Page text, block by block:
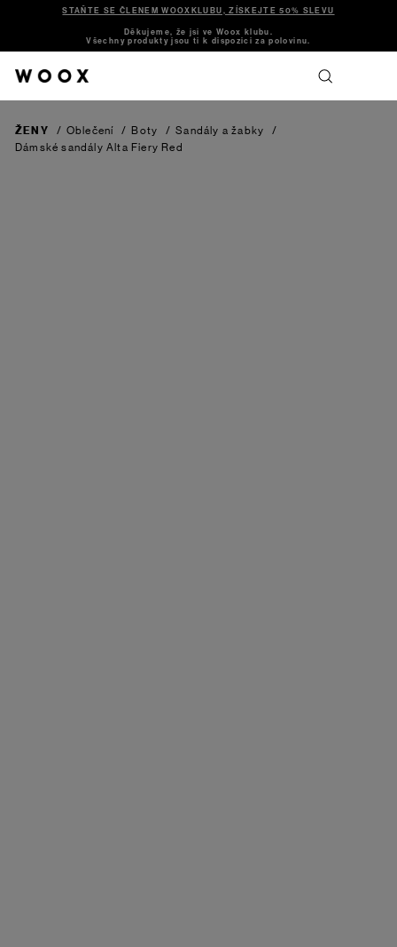
STAŇTE SE ČLENEM WOOXKLUBU, ZÍSKEJTE 50% SLEVU
Děkujeme, že jsi ve Woox klubu.
Všechny produkty jsou ti k dispozici za polovinu.
ŽENY / Oblečení / Boty / Sandály a žabky
/
Dámské sandály Alta Fiery Red